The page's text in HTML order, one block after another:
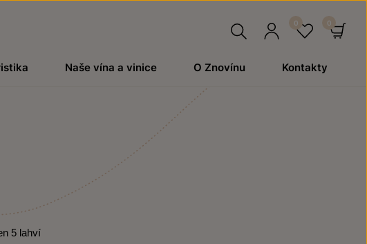
Naše vína a vinice O Znovínu Kontakty
5 lahví